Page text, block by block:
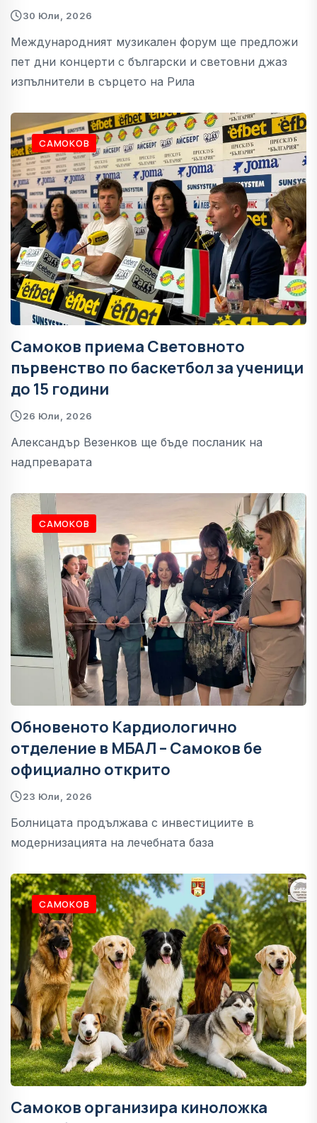
30 Юли, 2026
Международният музикален форум ще предложи
пет дни концерти с български и световни джаз
изпълнители в сърцето на Рила
САМОКОВ
Самоков приема Световното
първенство по баскетбол за ученици
до 15 години
26 Юли, 2026
Александър Везенков ще бъде посланик на
надпреварата
САМОКОВ
Обновеното Кардиологично
отделение в МБАЛ – Самоков бе
официално открито
23 Юли, 2026
Болницата продължава с инвестициите в
модернизацията на лечебната база
САМОКОВ
Самоков организира киноложка